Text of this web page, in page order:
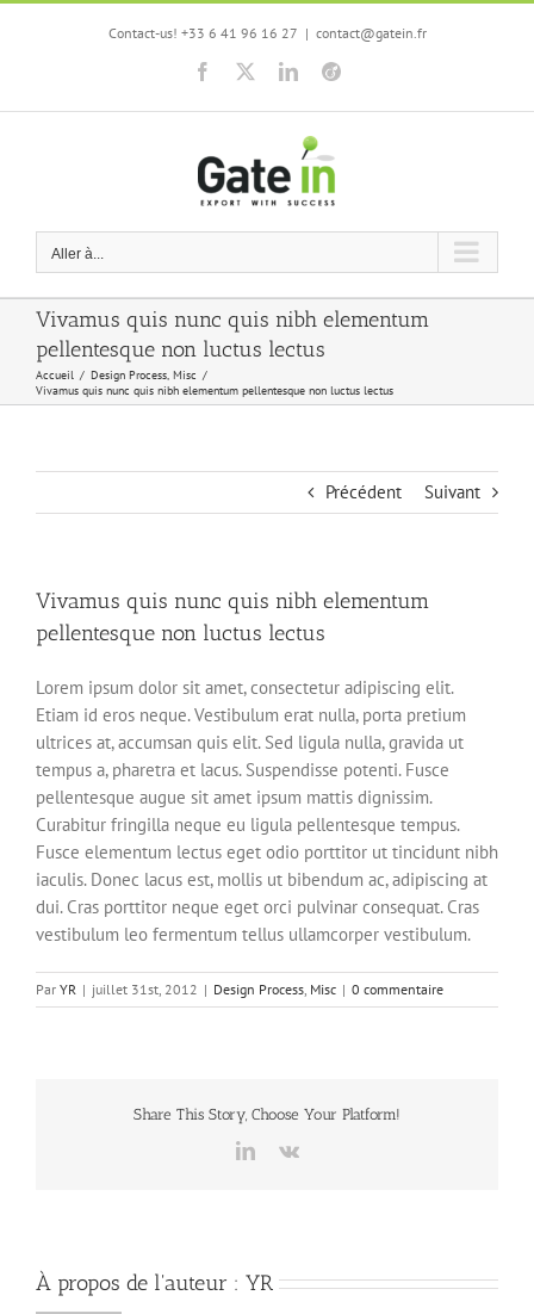
Contact-us! +33 6 41 96 16 27 | contact@gatein.fr
Facebook LinkedIn
Viadeo
Aller à...
Vivamus quis nunc quis nibh elementum
pellentesque non luctus lectus
Accueil Design Process Misc
Vivamus quis nunc quis nibh elementum pellentesque non luctus lectus
Précédent Suivant
Vivamus quis nunc quis nibh elementum
pellentesque non luctus lectus
Lorem ipsum dolor sit amet, consectetur adipiscing elit.
Etiam id eros neque. Vestibulum erat nulla, porta pretium
ultrices at, accumsan quis elit. Sed ligula nulla, gravida ut
tempus a, pharetra et lacus. Suspendisse potenti. Fusce
pellentesque augue sit amet ipsum mattis dignissim.
Curabitur fringilla neque eu ligula pellentesque tempus.
Fusce elementum lectus eget odio porttitor ut tincidunt nibh
iaculis. Donec lacus est, mollis ut bibendum ac, adipiscing at
dui. Cras porttitor neque eget orci pulvinar consequat. Cras
vestibulum leo fermentum tellus ullamcorper vestibulum.
Par YR | juillet 31st, 2012 | Design Process, Misc | 0 commentaire
Share This Story, Choose Your Platform!
LinkedIn
Vk
À propos de l'auteur : YR